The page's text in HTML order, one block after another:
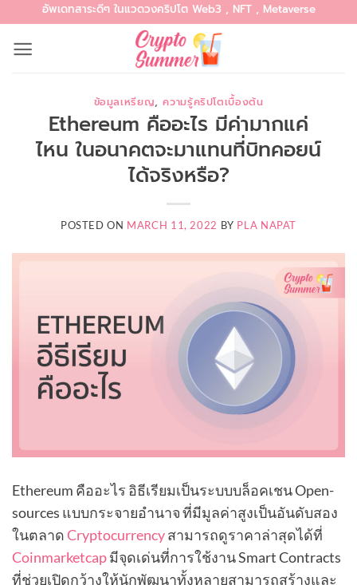
content
อัพเดทสาระดีๆ ในแวดวงคริปโต Web3 , NFT , Metaverse
ข้อมูลเหรียญ,ความรู้คริปโตเบื้องต้น
Ethereum คืออะไร มีค่ามากแค่
ไหน ในอนาคตจะมาแทนที่บิทคอยน์
ได้จริงหรือ?
POSTED ON MARCH 11, 2022 BY PLA NAPAT
Ethereum คืออะไร อิธีเรียมเป็นระบบบล็อคเชน Open-
sources แบบกระจายอำนาจ ที่มีมูลค่าสูงเป็นอันดับสอง
ในตลาดCryptocurrencyสามารถดูราคาล่าสุดได้ที่
Coinmarketcapมีจุดเด่นที่การใช้งาน Smart Contracts
ที่ช่วยเปิดกว้างให้นักพัฒนาทั้งหลายสามารถสร้างและ